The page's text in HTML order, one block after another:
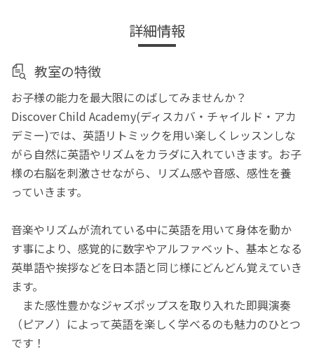
詳細情報
教室の特徴
お子様の能力を最大限にのばしてみませんか？
Discover Child Academy(ディスカバ・チャイルド・アカ
デミー)では、英語リトミックを用い楽しくレッスンしな
がら自然に英語やリズムをカラダに入れていきます。お子
様の右脳を刺激させながら、リズム感や音感、感性を養
っていきます。
音楽やリズムが流れている中に英語を用いて身体を動か
す事により、感覚的に数字やアルファベット、基本となる
英単語や挨拶などを日本語と同じ様にどんどん覚えていき
ます。
また感性豊かなジャズポップスを取り入れた即興演奏
（ピアノ）によって英語を楽しく学べるのも魅力のひとつ
です！